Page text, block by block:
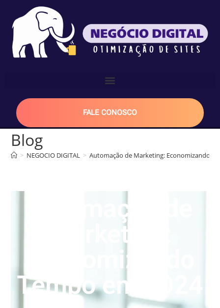
FALE CONOSCO
Blog
> NEGOCIO DIGITAL > Automação de Marketing: Economizando
Automação de
Marketing:
Economizando
Tempo em 2024